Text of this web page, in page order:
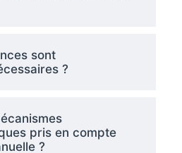
sont
?
pris en compte
?